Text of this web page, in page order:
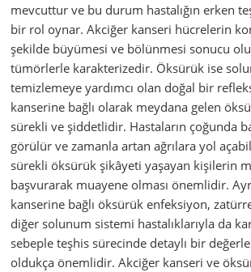
mevcuttur ve bu durum hastalığın erken
bir rol oynar. Akciğer kanseri hücrelerin
şekilde büyümesi ve bölünmesi sonucu
tümörlerle karakterizedir. Öksürük ise
temizlemeye yardımcı olan doğal bir
kanserine bağlı olarak meydana gelen
sürekli ve şiddetlidir. Hastaların çoğunda
görülür ve zamanla artan ağrılara yol
sürekli öksürük şikâyeti yaşayan kişilerin
başvurarak muayene olması önemlidir.
kanserine bağlı öksürük enfeksiyon,
diğer solunum sistemi hastalıklarıyla da
sebeple teşhis sürecinde detaylı bir
oldukça önemlidir. Akciğer kanseri ve